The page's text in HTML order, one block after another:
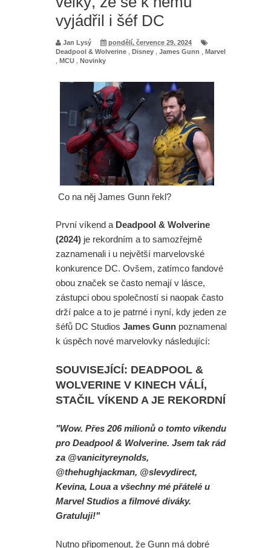
vyjádřil i šéf DC
Jan Lysý
pondělí, července 29, 2024
Deadpool & Wolverine
Disney James Gunn
Marvel
MCU Novinky
Co na něj James Gunn řekl?
První víkend a Deadpool & Wolverine
(2024) je rekordním a to samozřejmě
zaznamenali i u největší marvelovské
konkurence DC. Ovšem, zatímco fandové
obou značek se často nemají v lásce,
zástupci obou společností si naopak často
drží palce a to je patrné i nyní, kdy jeden ze
šéfů DC Studios James Gunn poznamenal
k úspěch nové marvelovky následující:
SOUVISEJÍCÍ: DEADPOOL &
WOLVERINE V KINECH VÁLÍ,
STAČIL VÍKEND A JE REKORDNÍ
"Wow. Přes 206 milionů o tomto víkendu
pro Deadpool & Wolverine. Jsem tak rád
za @vanicityreynolds,
@thehughjackman, @slevydirect,
Kevina, Loua a všechny mé přátelé u
Marvel Studios a filmové diváky.
Gratuluji!"
Nutno připomenout, že Gunn má dobré